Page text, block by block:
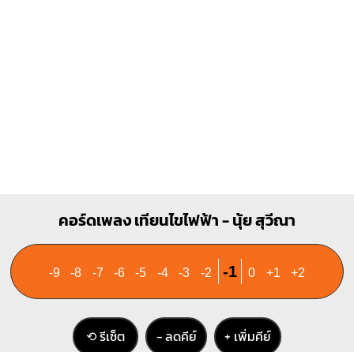
คอร์ดเพลง เทียนไขไฟฟ้า - นุ้ย สุวีณา
-9 -8 -7 -6 -5 -4 -3 -2 -1 0 +1 +2
⟲ รีเซ็ต − ลดคีย์ + เพิ่มคีย์